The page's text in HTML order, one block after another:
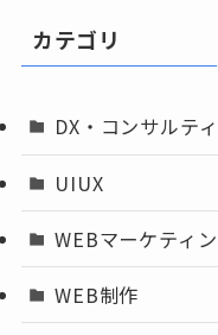
カテゴリ
DX・コンサルテ
UIUX
WEBマーケティ
WEB制作